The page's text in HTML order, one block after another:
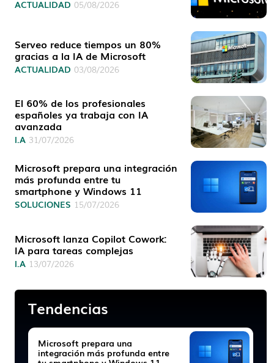
ACTUALIDAD 05/08/2026
Serveo reduce tiempos un 80%
gracias a la IA de Microsoft
ACTUALIDAD 03/08/2026
El 60% de los profesionales
españoles ya trabaja con IA
avanzada
I.A 31/07/2026
Microsoft prepara una integración
más profunda entre tu
smartphone y Windows 11
SOLUCIONES 15/07/2026
Microsoft lanza Copilot Cowork:
IA para tareas complejas
I.A 13/07/2026
Tendencias
Microsoft prepara una
integración más profunda entre